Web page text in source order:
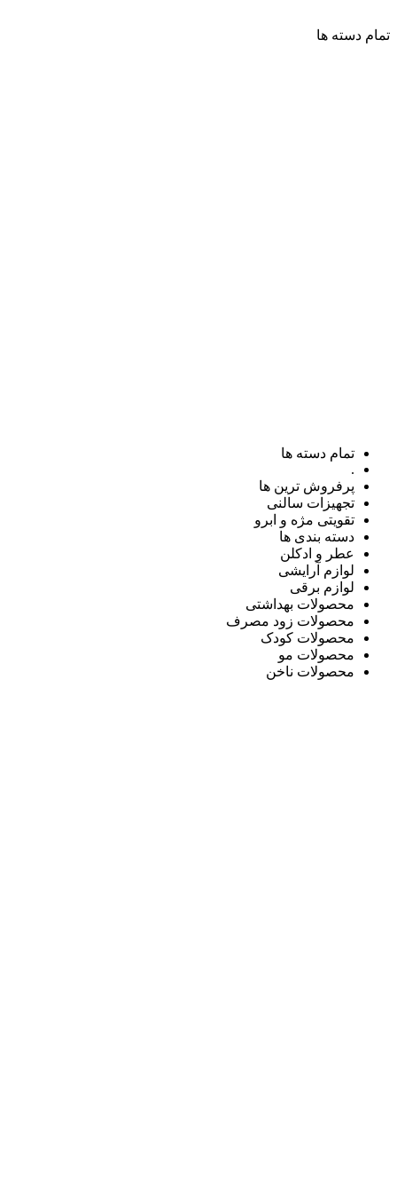
تمام دسته ها
تمام دسته ها
.
پرفروش ترین ها
تجهیزات سالنی
تقویتی مژه و ابرو
دسته بندی ها
عطر و ادکلن
لوازم آرایشی
لوازم برقی
محصولات بهداشتی
محصولات زود مصرف
محصولات کودک
محصولات مو
محصولات ناخن